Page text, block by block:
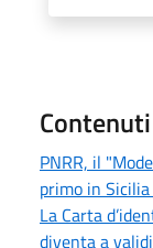
PNRR, il
primo in
La Carta
diventa a